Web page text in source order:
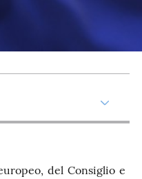
del Consiglio e